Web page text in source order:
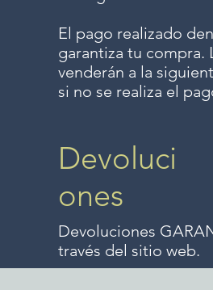
El pago realizado
garantiza tu compra.
venderán a la
si no se realiza el
Devoluci
ones
Devoluciones
través del sitio web.